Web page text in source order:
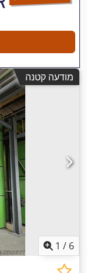
מודעה קטנה
1 / 6